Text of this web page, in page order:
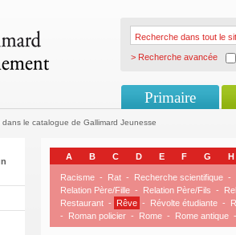
> Recherche avancée
Primaire
le catalogue de Gallimard Jeunesse
A B C D E F G H
Racisme - Rat - Recherche scientifique -
Relation Père/Fille - Relation Père/Fils -
Restaurant - Rêve - Révolte étudiante -
-
Roman policier - Rome - Rome antique -